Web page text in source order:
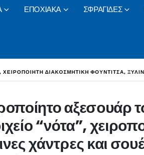
ΕΠΟΧΙΑΚΑ ΣΦΡΑΓΙΔΕΣ
ΔΙΑΚΟΣΜΗΤΙΚΉ ΦΟΥΝΤΊΤΣΑ,
αξεσουάρ
“νότα”,
χάντρες και